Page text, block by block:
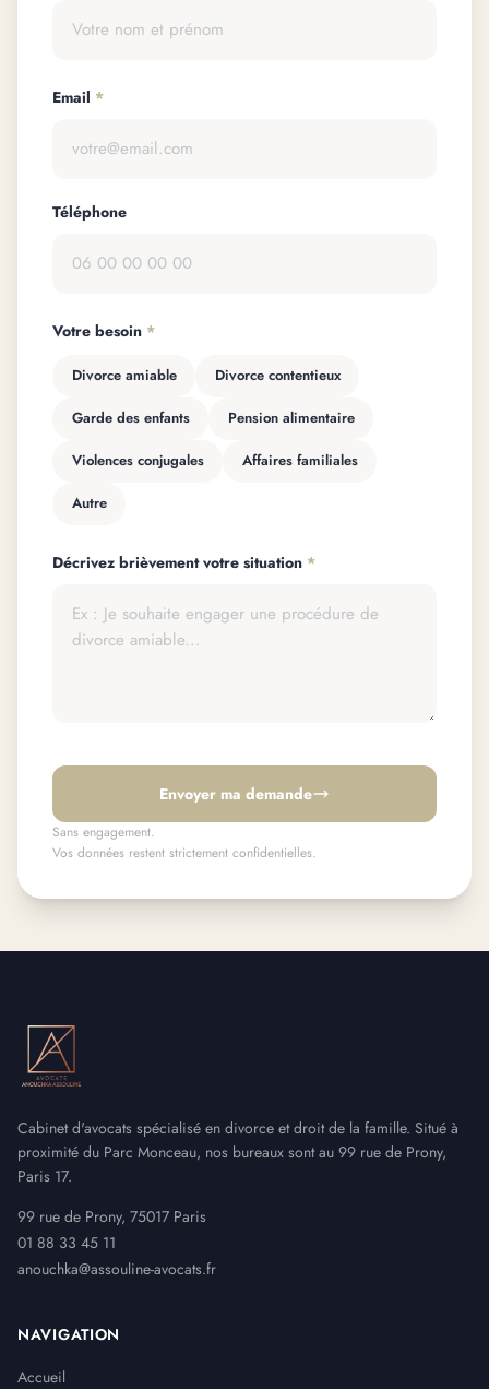
Email *
Téléphone
Votre besoin *
Divorce amiable Divorce contentieux
Garde des enfants Pension alimentaire
Violences conjugales Affaires familiales
Autre
Décrivez brièvement votre situation *
Envoyer ma demande
Sans engagement.
Vos données restent strictement confidentielles.
Cabinet d'avocats spécialisé en divorce et droit de la famille. Situé à
proximité du Parc Monceau, nos bureaux sont au 99 rue de Prony,
Paris 17.
99 rue de Prony, 75017 Paris
01 88 33 45 11
anouchka@assouline-avocats.fr
NAVIGATION
Accueil